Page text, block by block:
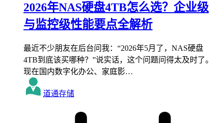
2026年NAS硬盘4TB怎么选？企业级
与监控级性能要点全解析
最近不少朋友在后台问我：“2026年5月了，NAS硬盘
4TB到底该买哪种？”说实话，这个问题问得太及时了。
现在国内数字化办公、家庭影…
道通存储